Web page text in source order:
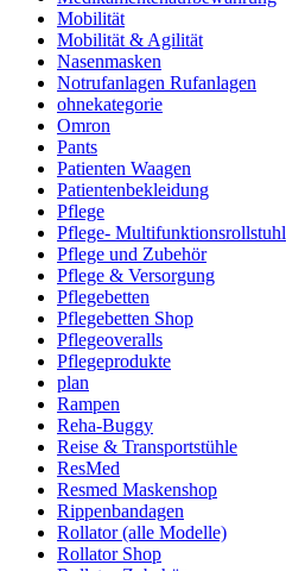
Mobilität
Mobilität & Agilität
Nasenmasken
Notrufanlagen Rufanlagen
ohnekategorie
Omron
Pants
Patienten Waagen
Patientenbekleidung
Pflege
Pflege- Multifunktionsrollstuhl
Pflege und Zubehör
Pflege & Versorgung
Pflegebetten
Pflegebetten Shop
Pflegeoveralls
Pflegeprodukte
plan
Rampen
Reha-Buggy
Reise & Transportstühle
ResMed
Resmed Maskenshop
Rippenbandagen
Rollator (alle Modelle)
Rollator Shop